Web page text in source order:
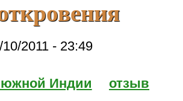
10/2011 - 23:49
южной Индии
отзыв